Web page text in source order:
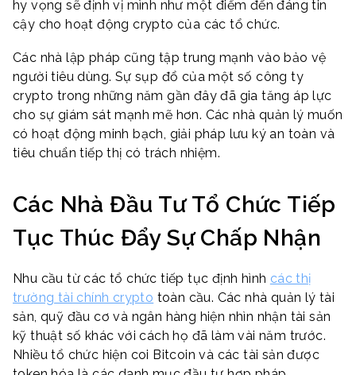
hy vọng sẽ định vị mình như một điểm đến đáng tin
cậy cho hoạt động crypto của các tổ chức.
Các nhà lập pháp cũng tập trung mạnh vào bảo vệ
người tiêu dùng. Sự sụp đổ của một số công ty
crypto trong những năm gần đây đã gia tăng áp lực
cho sự giám sát mạnh mẽ hơn. Các nhà quản lý muốn
có hoạt động minh bạch, giải pháp lưu ký an toàn và
tiêu chuẩn tiếp thị có trách nhiệm.
Các Nhà Đầu Tư Tổ Chức Tiếp
Tục Thúc Đẩy Sự Chấp Nhận
Nhu cầu từ các tổ chức tiếp tục định hình các thị
trường tài chính crypto toàn cầu. Các nhà quản lý tài
sản, quỹ đầu cơ và ngân hàng hiện nhìn nhận tài sản
kỹ thuật số khác với cách họ đã làm vài năm trước.
Nhiều tổ chức hiện coi Bitcoin và các tài sản được